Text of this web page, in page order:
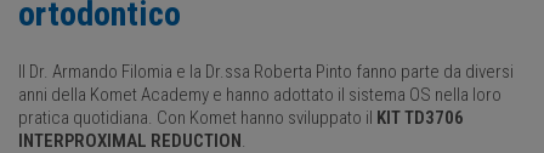
ortodontico
Il Dr. Armando Filomia e la Dr.ssa Roberta Pinto fanno parte da diversi
anni della Komet Academy e hanno adottato il sistema OS nella loro
pratica quotidiana. Con Komet hanno sviluppato il KIT TD3706
INTERPROXIMAL REDUCTION.